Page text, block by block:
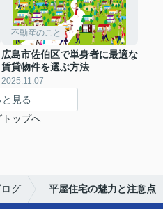
不動産のこと
広島市佐伯区で単身者に最適な
賃貸物件を選ぶ方法
2025.11.07
と見る
トップへ
ログ 平屋住宅の魅力と注意点